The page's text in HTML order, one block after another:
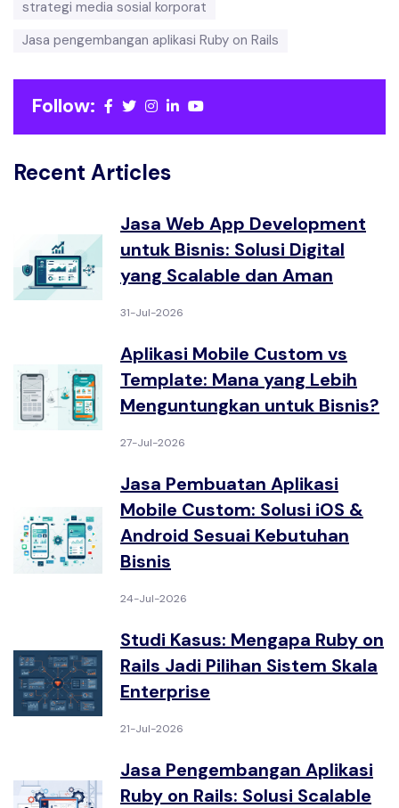
strategi media sosial korporat
Jasa pengembangan aplikasi Ruby on Rails
Follow:
Recent Articles
Jasa Web App Development
untuk Bisnis: Solusi Digital
yang Scalable dan Aman
31-Jul-2026
Aplikasi Mobile Custom vs
Template: Mana yang Lebih
Menguntungkan untuk Bisnis?
27-Jul-2026
Jasa Pembuatan Aplikasi
Mobile Custom: Solusi iOS &
Android Sesuai Kebutuhan
Bisnis
24-Jul-2026
Studi Kasus: Mengapa Ruby on
Rails Jadi Pilihan Sistem Skala
Enterprise
21-Jul-2026
Jasa Pengembangan Aplikasi
Ruby on Rails: Solusi Scalable